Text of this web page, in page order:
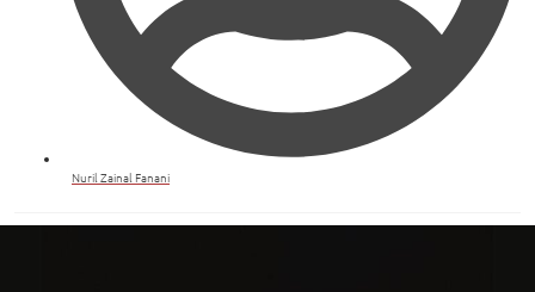
Nuril Zainal Fanani